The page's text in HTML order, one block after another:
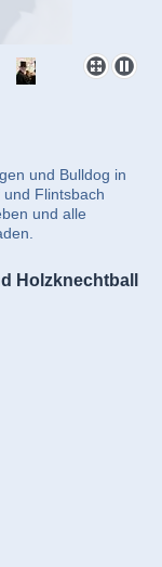
und Bulldog in
Flintsbach
und alle
Holzknechtball